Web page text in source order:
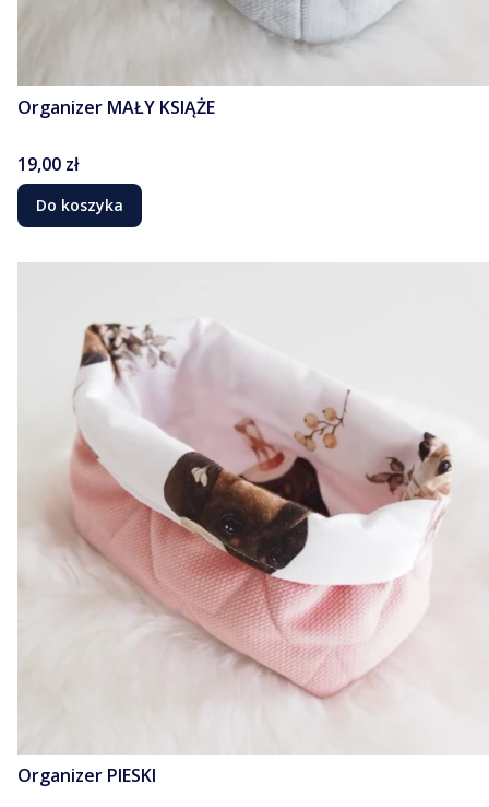
Organizer MAŁY KSIĄŻE
Cena
19,00 zł
Do koszyka
Organizer PIESKI